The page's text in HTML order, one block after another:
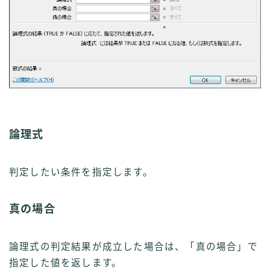
論理式
判定したい条件を指定します。
真の場合
論理式の判定結果が成立した場合は、「真の場合」で
指定した値を返します。